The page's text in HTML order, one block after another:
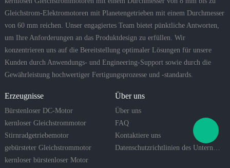
Gleichstrom-Elektromotoren mit Planetengetrieben mit einem Durchmesser
von 60 mm reichen. Unser engagiertes Team bietet pünktliche Antworten,
um Ihre Anforderungen an das Produktdesign zu erfüllen. Wir
konzentrieren uns auf die Bereitstellung optimaler Lösungen für unsere
Kunden durch Anwendungs- und Engineering-Support sowie durch die
Gewährleistung hochwertiger Fertigungsprozesse und -standards.
Erzeugnisse
Bürstenloser DC-Motor
kernloser Gleichstrommotor
Stirnradgetriebemotor
gebürsteter Gleichstrommotor
kernloser bürstenloser Motor
Über uns
Über uns
FAQ
Kontaktiere uns
Datenschutzrichtlinien des Unternehmens